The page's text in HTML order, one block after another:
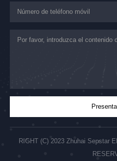
RIGHT (C) 2023 Zhuhai Sepstar